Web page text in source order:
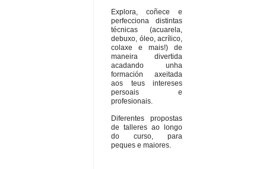
Explora, coñece e
perfecciona distintas
técnicas (acuarela,
debuxo, óleo, acrílico,
colaxe e mais!) de
maneira divertida
acadando unha
formación axeitada
aos teus intereses
persoais e
profesionais.
Diferentes propostas
de talleres ao longo
do curso, para
peques e maiores.